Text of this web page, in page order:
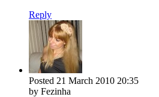
Reply
Posted 21 March 2010 20:35
by Fezinha